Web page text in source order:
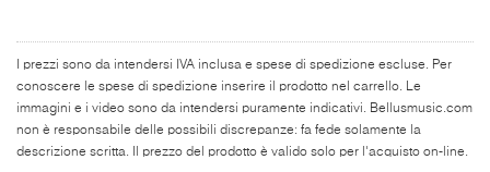
I prezzi sono da intendersi IVA inclusa e spese di spedizione escluse. Per
conoscere le spese di spedizione inserire il prodotto nel carrello. Le
immagini e i video sono da intendersi puramente indicativi. Bellusmusic.com
non è responsabile delle possibili discrepanze: fa fede solamente la
descrizione scritta. Il prezzo del prodotto è valido solo per l'acquisto on-line.